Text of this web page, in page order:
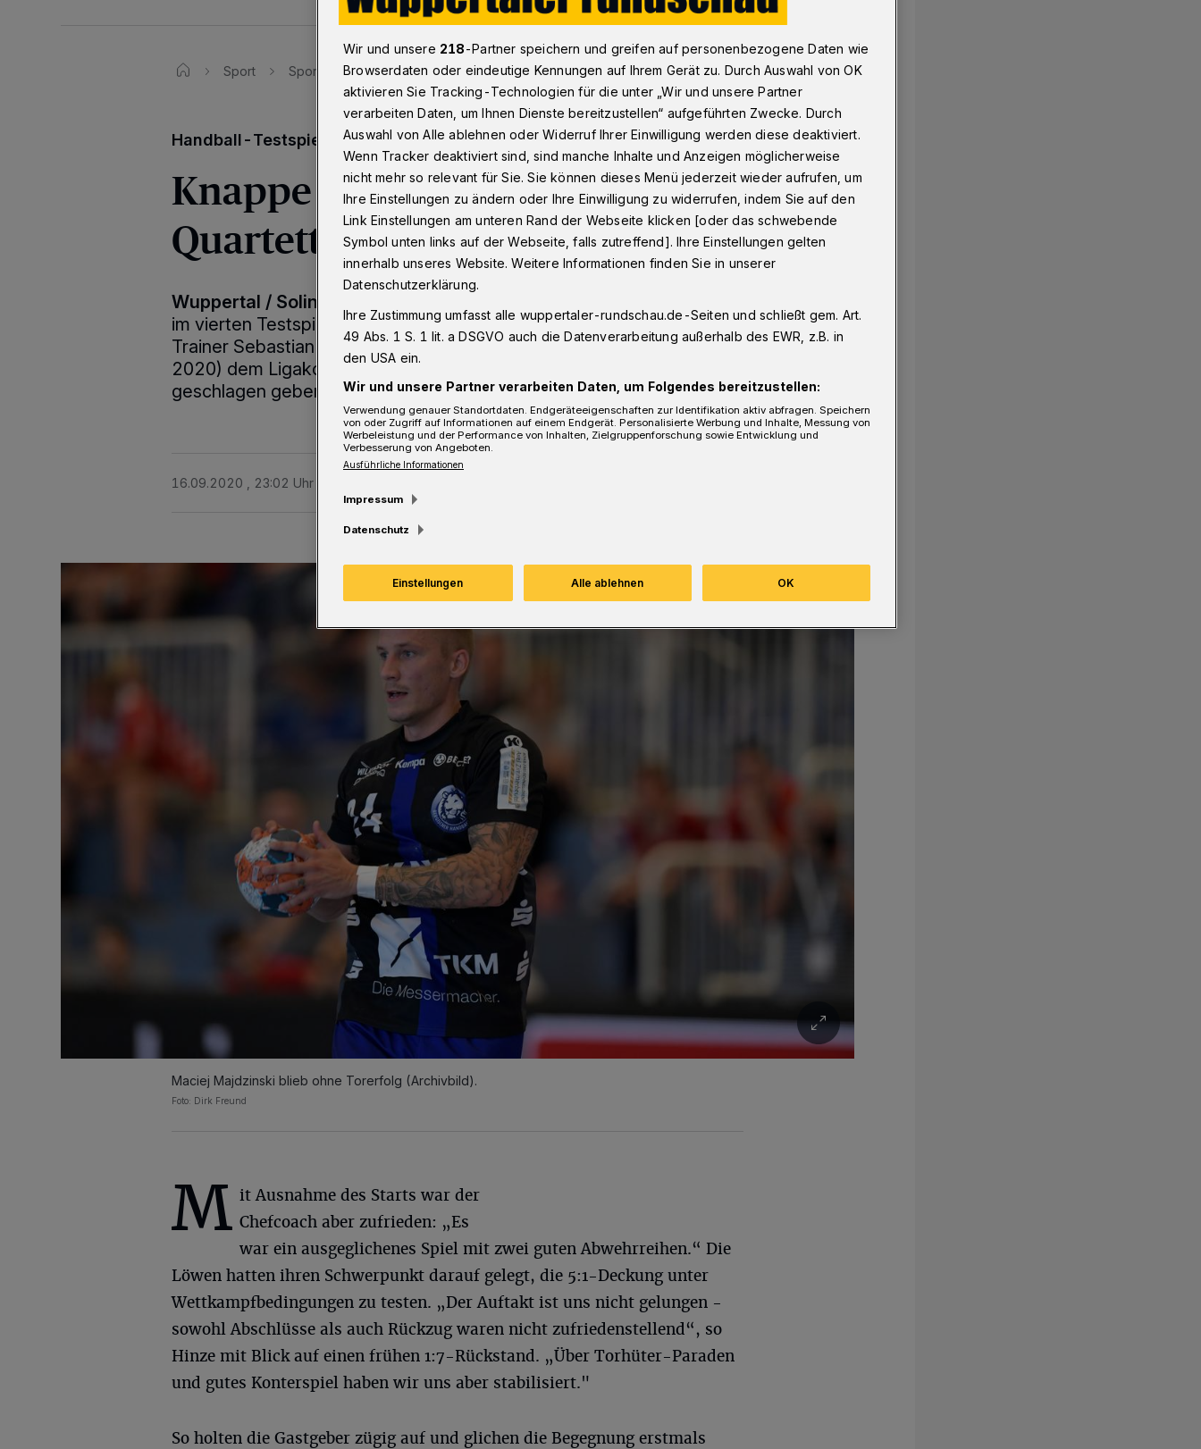
Sport Sporttexte Handball-Bundesligist Bergischer HC verliert Test gegen Wetzlar 21:22
Handball-Testspiel: 21:22 gegen Wetzlar
Knappe BHC-Niederlage ohne
Quartett
Wuppertal / Solingen
im vierten Testspiel die erste Niederlage kassiert. Das Team von
Trainer Sebastian Hinze musste sich am Mittwoch (16. September
2020) dem Ligakonkurrenten HSG Wetzlar mit 21:22 (11:12)
geschlagen geben.
16.09.2020 , 23:02 Uhr
Maciej Majdzinski blieb ohne Torerfolg (Archivbild).
Foto: Dirk Freund
M it Ausnahme des Starts war der
Chefcoach aber zufrieden: „Es
war ein ausgeglichenes Spiel mit zwei guten Abwehrreihen.“ Die
Löwen hatten ihren Schwerpunkt darauf gelegt, die 5:1-Deckung unter
Wettkampfbedingungen zu testen. „Der Auftakt ist uns nicht gelungen -
sowohl Abschlüsse als auch Rückzug waren nicht zufriedenstellend“, so
Hinze mit Blick auf einen frühen 1:7-Rückstand. „Über Torhüter-Paraden
und gutes Konterspiel haben wir uns aber stabilisiert."
So holten die Gastgeber zügig auf und glichen die Begegnung erstmals
Wir und unsere 218-Partner speichern und greifen auf personenbezogene Daten wie
Browserdaten oder eindeutige Kennungen auf Ihrem Gerät zu. Durch Auswahl von OK
aktivieren Sie Tracking-Technologien für die unter „Wir und unsere Partner
verarbeiten Daten, um Ihnen Dienste bereitzustellen“ aufgeführten Zwecke. Durch
Auswahl von Alle ablehnen oder Widerruf Ihrer Einwilligung werden diese deaktiviert.
Wenn Tracker deaktiviert sind, sind manche Inhalte und Anzeigen möglicherweise
nicht mehr so relevant für Sie. Sie können dieses Menü jederzeit wieder aufrufen, um
Ihre Einstellungen zu ändern oder Ihre Einwilligung zu widerrufen, indem Sie auf den
Link Einstellungen am unteren Rand der Webseite klicken [oder das schwebende
Symbol unten links auf der Webseite, falls zutreffend]. Ihre Einstellungen gelten
innerhalb unseres Website. Weitere Informationen finden Sie in unserer
Datenschutzerklärung.
Ihre Zustimmung umfasst alle wuppertaler-rundschau.de-Seiten und schließt gem. Art.
49 Abs. 1 S. 1 lit. a DSGVO auch die Datenverarbeitung außerhalb des EWR, z.B. in
den USA ein.
Wir und unsere Partner verarbeiten Daten, um Folgendes bereitzustellen:
Verwendung genauer Standortdaten. Endgeräteeigenschaften zur Identifikation aktiv abfragen. Speichern
von oder Zugriff auf Informationen auf einem Endgerät. Personalisierte Werbung und Inhalte, Messung von
Werbeleistung und der Performance von Inhalten, Zielgruppenforschung sowie Entwicklung und
Verbesserung von Angeboten.
Ausführliche Informationen
Impressum
Datenschutz
Einstellungen Alle ablehnen OK